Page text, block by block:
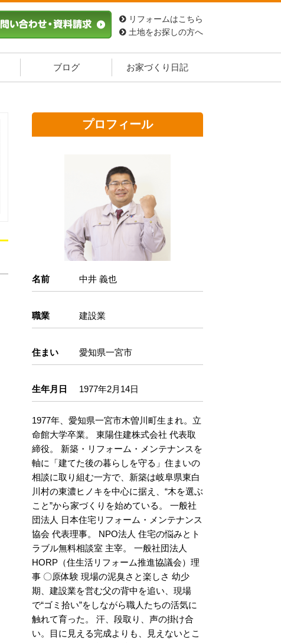
リフォームはこちら
土地をお探しの方へ
ブログ お家づくり日記
プロフィール
名前 中井 義也
職業 建設業
住まい 愛知県一宮市
生年月日 1977年2月14日
1977年、愛知県一宮市木曽川町生まれ。立
命館大学卒業。 東陽住建株式会社 代表取
締役。 新築・リフォーム・メンテナンスを
軸に「建てた後の暮らしを守る」住まいの
相談に取り組む一方で、新築は岐阜県東白
川村の東濃ヒノキを中心に据え、“木を選ぶ
こと”から家づくりを始めている。 一般社
団法人 日本住宅リフォーム・メンテナンス
協会 代表理事。 NPO法人 住宅の悩みとト
ラブル無料相談室 主宰。 一般社団法人
HORP（住生活リフォーム推進協議会）理
事 〇原体験 現場の泥臭さと楽しさ 幼少
期、建設業を営む父の背中を追い、現場
で“ゴミ拾い”をしながら職人たちの活気に
触れて育った。 汗、段取り、声の掛け合
い。目に見える完成よりも、見えないとこ